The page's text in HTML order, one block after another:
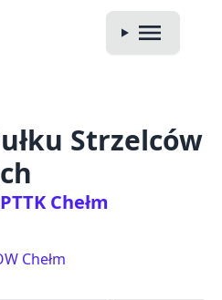
Strzelców
Chełm
Chełm